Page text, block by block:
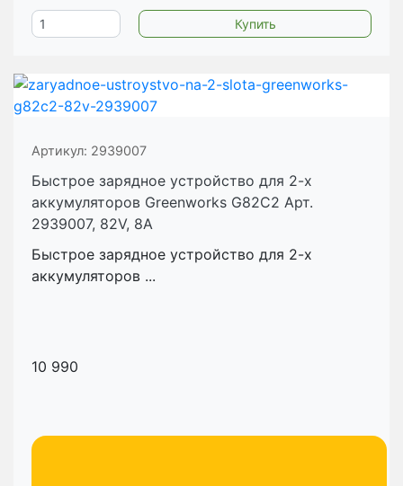
Артикул: 2939007
Быстрое зарядное устройство для 2-х
аккумуляторов Greenworks G82C2 Арт.
2939007, 82V, 8А
Быстрое зарядное устройство для 2-х
аккумуляторов ...
10 990